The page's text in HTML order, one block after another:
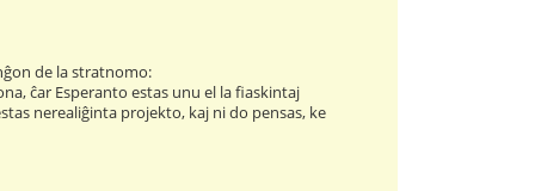
de la stratnomo:
ĉar Esperanto estas unu el la fiaskintaj
nerealiĝinta projekto, kaj ni do pensas, ke